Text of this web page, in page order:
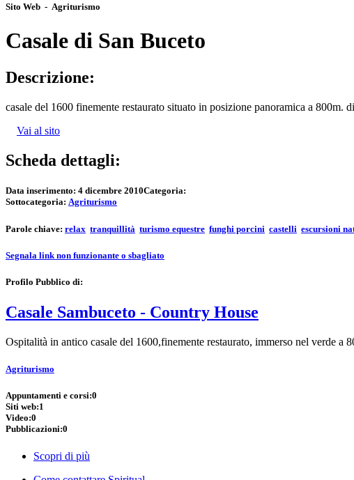
Sito Web - Agriturismo
Casale di San Buceto
Descrizione:
casale del 1600 finemente restaurato situato in posizione panoramica a
Vai al sito
Scheda dettagli:
Data inserimento: 4 dicembre 2010Categoria:
Sottocategoria: Agriturismo
Parole chiave: relax tranquillità turismo equestre funghi porcini castelli escursioni
Segnala link non funzionante o sbagliato
Profilo Pubblico di:
Casale Sambuceto - Country House
Ospitalità in antico casale del 1600,finemente restaurato, immerso nel verde
Agriturismo
Appuntamenti e corsi:0
Siti web:1
Video:0
Pubblicazioni:0
Scopri di più